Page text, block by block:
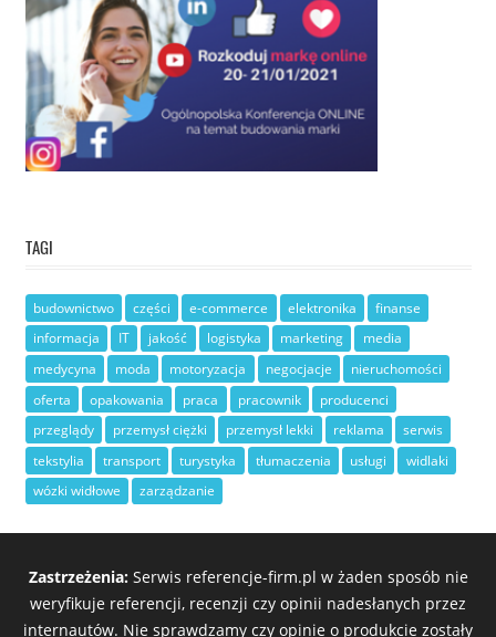
TAGI
budownictwo części e-commerce elektronika
finanse
informacja
IT jakość logistyka marketing
media
medycyna
moda motoryzacja negocjacje
nieruchomości
oferta
opakowania praca pracownik
producenci
przeglądy
przemysł ciężki przemysł lekki reklama
serwis
tekstylia
transport turystyka tłumaczenia usługi
widlaki
wózki widłowe
zarządzanie
Zastrzeżenia:Serwis referencje-firm.pl w żaden sposób nie
weryfikuje referencji, recenzji czy opinii nadesłanych przez
internautów. Nie sprawdzamy czy opinie o produkcie zostały